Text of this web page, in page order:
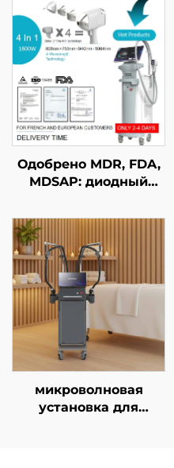
Одобрено MDR, FDA,
MDSAP: диодный
волос 4 в 1 с
заменяемыми
насадками и
мощностями 600 Вт,
1200 Вт, 1800 Вт, 3000
Вт; длины волн 755
нм, 808 нм, 940 нм,
1064 нм
микроволновая
установка для